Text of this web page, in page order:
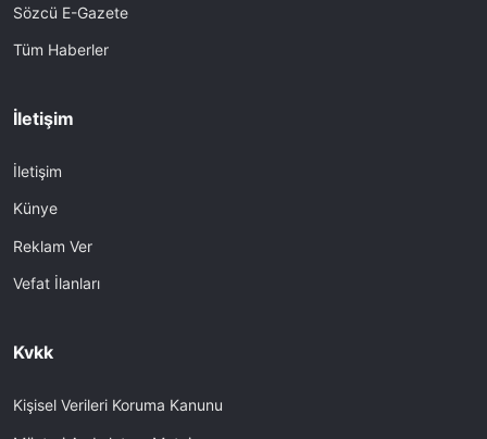
Sözcü E-Gazete
Tüm Haberler
İletişim
İletişim
Künye
Reklam Ver
Vefat İlanları
Kvkk
Kişisel Verileri Koruma Kanunu